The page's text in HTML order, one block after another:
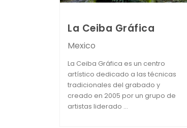
La Ceiba Gráfica
Mexico
La Ceiba Gráfica es un centro
artístico dedicado a las técnicas
tradicionales del grabado y
creado en 2005 por un grupo de
artistas liderado ...